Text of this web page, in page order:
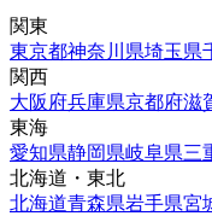
関東
東京都神奈川県埼玉県
関西
大阪府兵庫県京都府滋
東海
愛知県静岡県岐阜県三
北海道・東北
北海道青森県岩手県宮